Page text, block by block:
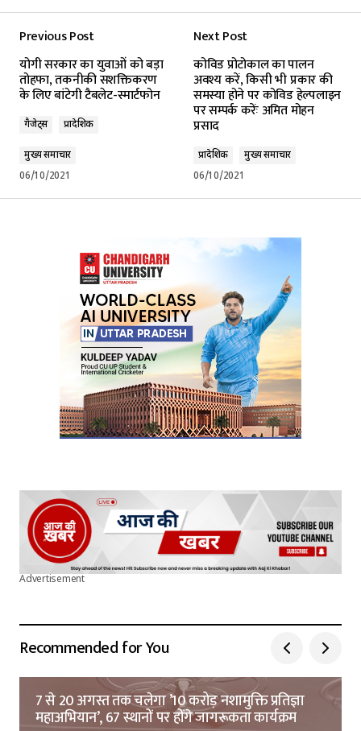
Previous Post
योगी सरकार का युवाओं को बड़ा
तोहफा, तकनीकी सशक्तिकरण
के लिए बांटेगी टैबलेट-स्मार्टफोन
गैजेट्स प्रादेशिक
मुख्य समाचार
06/10/2021
Next Post
कोविड प्रोटोकाल का पालन
अवश्य करें, किसी भी प्रकार की
समस्या होने पर कोविड हेल्पलाइन
पर सम्पर्क करेंः अमित मोहन
प्रसाद
प्रादेशिक
मुख्य समाचार
06/10/2021
Advertisement
Recommended for You
7 से 20 अगस्त तक चलेगा ’10 करोड़ नशामुक्ति प्रतिज्ञा
महाअभियान’, 67 स्थानों पर होंगे जागरूकता कार्यक्रम